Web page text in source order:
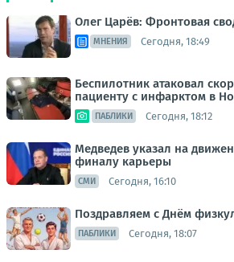
Олег Царёв: Фронтовая
МНЕНИЯ Сегодня, 18:49
Беспилотник атаковал
пациенту с инфарктом в
ПАБЛИКИ Сегодня, 18:12
Медведев указал на
финалу карьеры
СМИ Сегодня, 16:10
Поздравляем с Днём
ПАБЛИКИ Сегодня, 18:07